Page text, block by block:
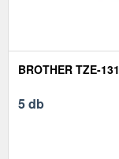
BROTHER TZE-131
5 db